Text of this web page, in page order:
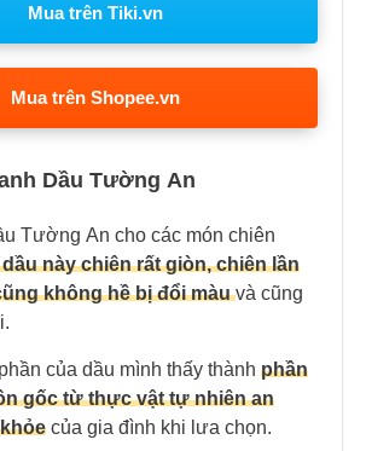
Mua trên Tiki.vn
Mua trên Shopee.vn
Dầu Tường An
Tường An cho các món chiên
này chiên rất giòn, chiên lần
không hề bị đổi màu và cũng
của dầu mình thấy thành phần
gốc từ thực vật tự nhiên an
của gia đình khi lưa chọn.